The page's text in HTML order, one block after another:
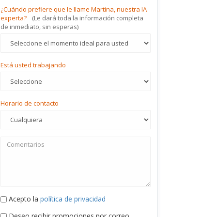
¿Cuándo prefiere que le llame Martina, nuestra IA
experta?
(Le dará toda la información completa
de inmediato, sin esperas)
Está usted trabajando
Horario de contacto
Acepto la política de privacidad